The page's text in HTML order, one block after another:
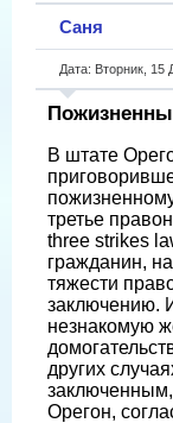
Саня
Дата: Вторник, 15
В штате
третье
three strikes
гражданин,
тяжести
заключению.
незнакомую
других
Орегон,